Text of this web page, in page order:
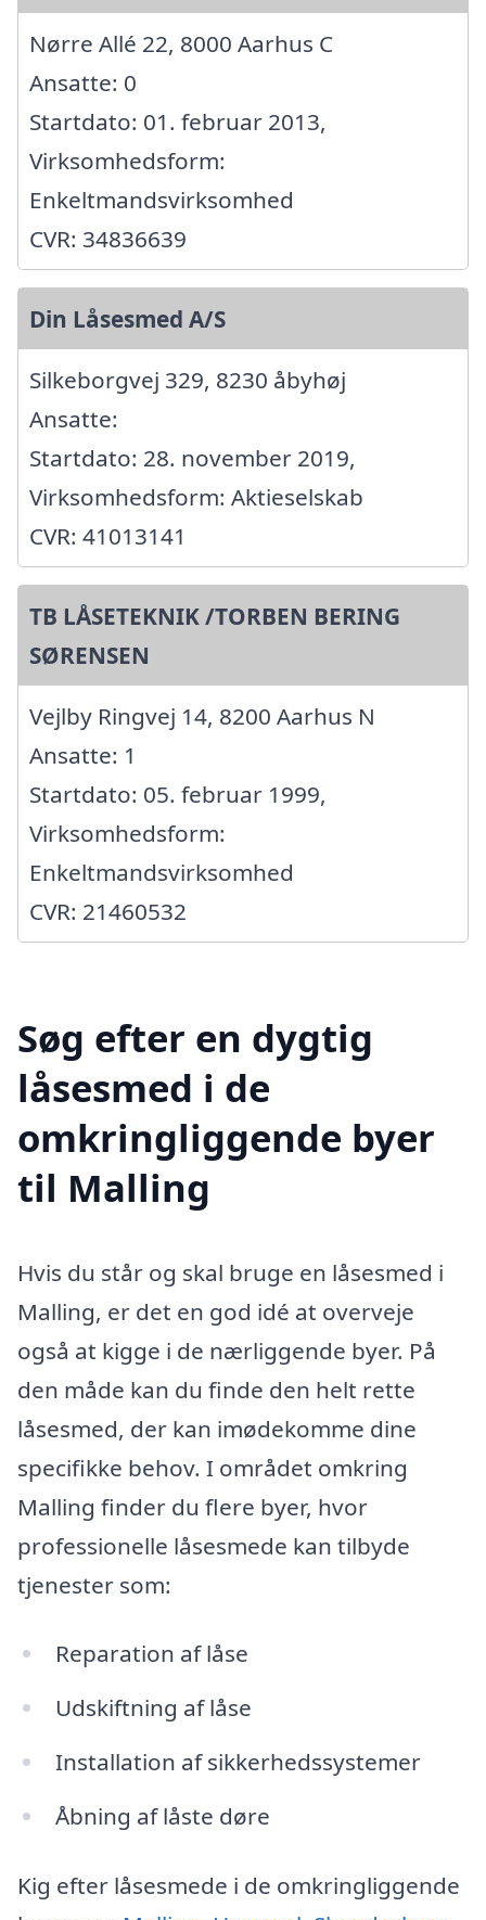
Nørre Allé 22, 8000 Aarhus C
Ansatte: 0
Startdato: 01. februar 2013,
Virksomhedsform:
Enkeltmandsvirksomhed
CVR: 34836639
Din Låsesmed A/S
Silkeborgvej 329, 8230 åbyhøj
Ansatte:
Startdato: 28. november 2019,
Virksomhedsform: Aktieselskab
CVR: 41013141
TB LÅSETEKNIK /TORBEN BERING
SØRENSEN
Vejlby Ringvej 14, 8200 Aarhus N
Ansatte: 1
Startdato: 05. februar 1999,
Virksomhedsform:
Enkeltmandsvirksomhed
CVR: 21460532
Søg efter en dygtig
låsesmed i de
omkringliggende byer
til Malling
Hvis du står og skal bruge en låsesmed i
Malling, er det en god idé at overveje
også at kigge i de nærliggende byer. På
den måde kan du finde den helt rette
låsesmed, der kan imødekomme dine
specifikke behov. I området omkring
Malling finder du flere byer, hvor
professionelle låsesmede kan tilbyde
tjenester som:
Reparation af låse
Udskiftning af låse
Installation af sikkerhedssystemer
Åbning af låste døre
Kig efter låsesmede i de omkringliggende